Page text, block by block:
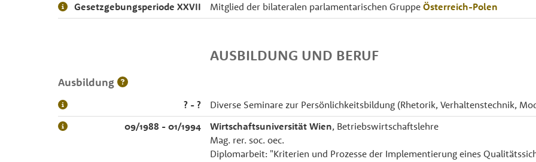
Gesetzgebungsperiode XXVII
Mitglied der bilateralen parlamentarischen Gruppe Österreich-Polen
AUSBILDUNG UND BERUF
Ausbildung
? - ?
Diverse Seminare zur Persönlichkeitsbildung (Rhetorik, Verhaltenstechnik,
09/1988 - 01/1994
Wirtschaftsuniversität Wien, Betriebswirtschaftslehre
Mag. rer. soc. oec.
Diplomarbeit: "Kriterien und Prozesse der Implementierung eines